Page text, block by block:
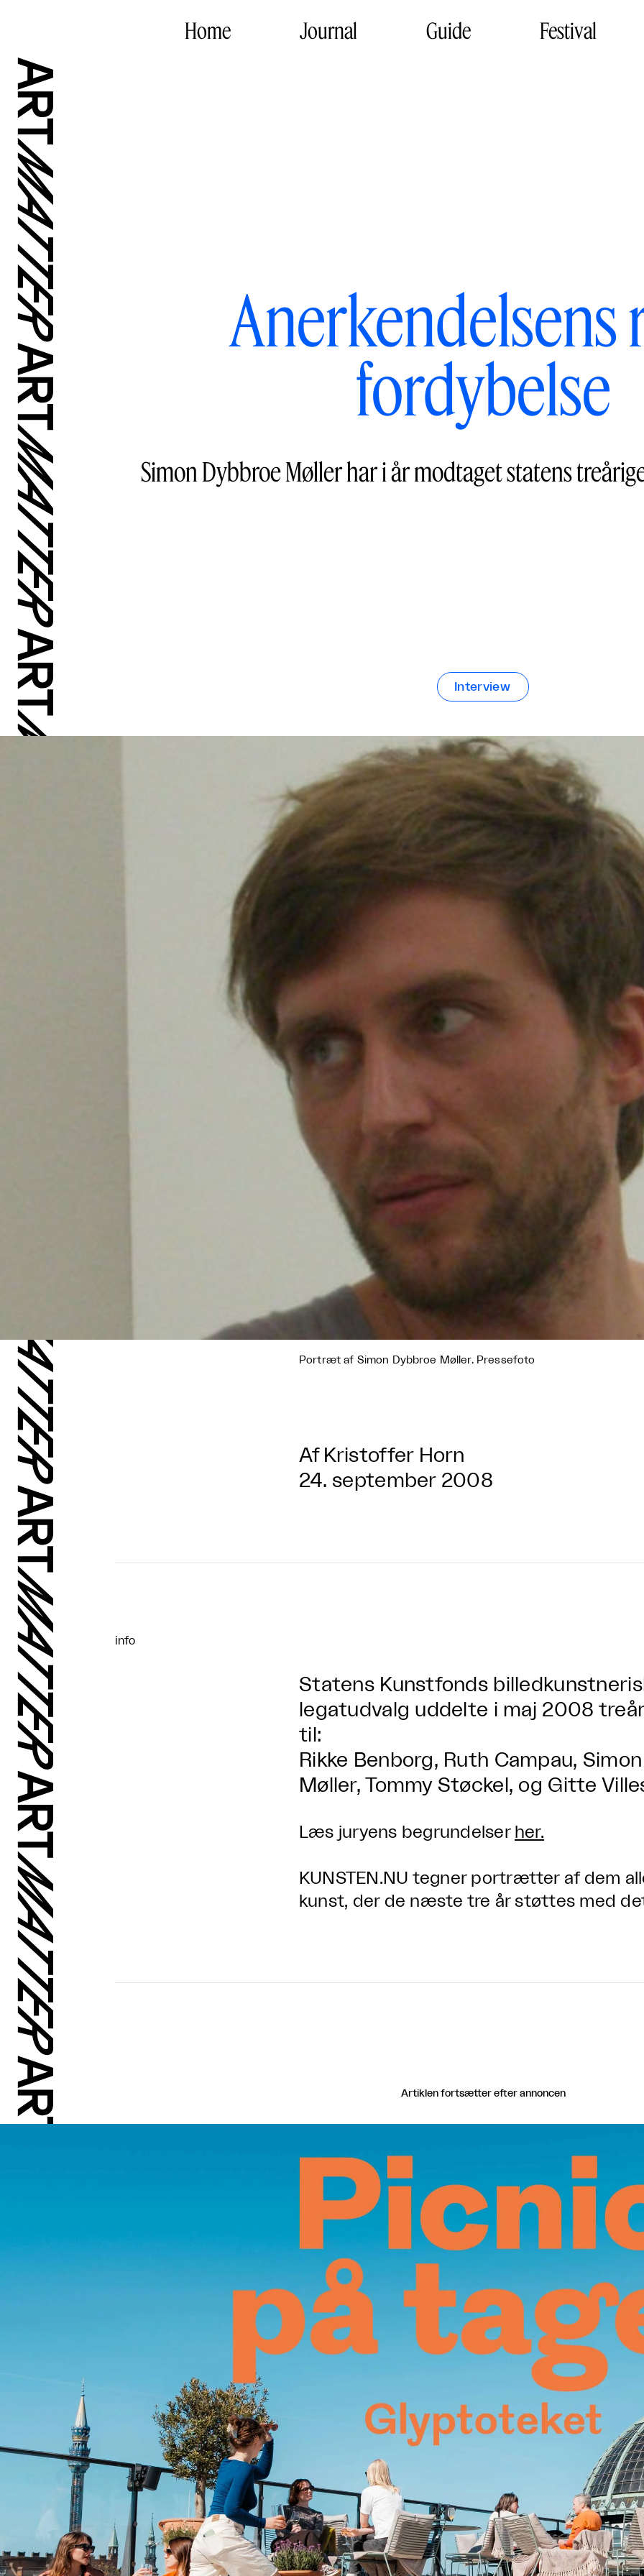
Home Journal Guide Festival
Anerkendelsens
fordybelse
Simon Dybbroe Møller har i år modtaget statens
Interview
Portræt af Simon Dybbroe Møller. Pressefoto
Af Kristoffer Horn
24. september 2008
info
Statens Kunstfonds
legatudvalg uddelte i maj 2008
til:
Rikke Benborg, Ruth Campau,
Møller, Tommy Støckel, og Gitte
Læs juryens begrundelser her.
KUNSTEN.NU tegner portrætter af dem
kunst, der de næste tre år støttes med
Artiklen fortsætter efter annoncen